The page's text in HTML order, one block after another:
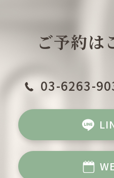
ご予約は
03-6263-